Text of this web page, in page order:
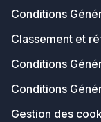
Conditions
Classement et
Conditions
Conditions
Gestion des